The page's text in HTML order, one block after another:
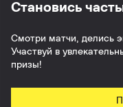
Становись
Смотри матчи, делись
Участвуй в
призы!